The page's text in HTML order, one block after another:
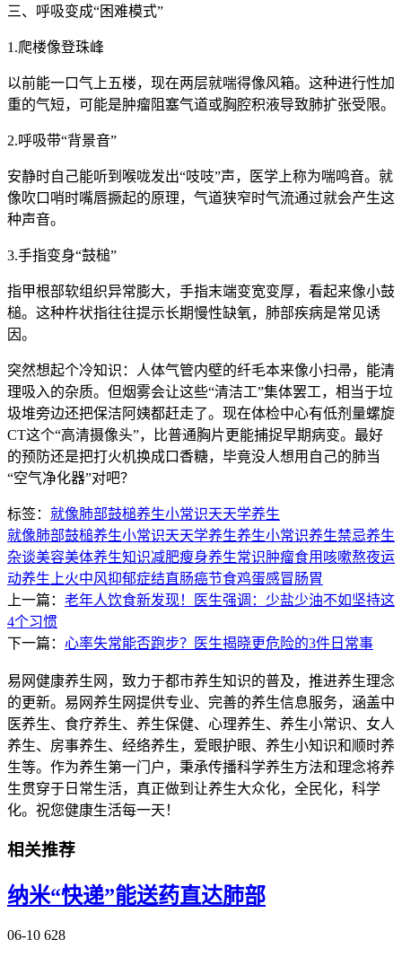
三、呼吸变成“困难模式”
1.爬楼像登珠峰
以前能一口气上五楼，现在两层就喘得像风箱。这种进行性加
重的气短，可能是肿瘤阻塞气道或胸腔积液导致肺扩张受限。
2.呼吸带“背景音”
安静时自己能听到喉咙发出“吱吱”声，医学上称为喘鸣音。就
像吹口哨时嘴唇撅起的原理，气道狭窄时气流通过就会产生这
种声音。
3.手指变身“鼓槌”
指甲根部软组织异常膨大，手指末端变宽变厚，看起来像小鼓
槌。这种杵状指往往提示长期慢性缺氧，肺部疾病是常见诱
因。
突然想起个冷知识：人体气管内壁的纤毛本来像小扫帚，能清
理吸入的杂质。但烟雾会让这些“清洁工”集体罢工，相当于垃
圾堆旁边还把保洁阿姨都赶走了。现在体检中心有低剂量螺旋
CT这个“高清摄像头”，比普通胸片更能捕捉早期病变。最好
的预防还是把打火机换成口香糖，毕竟没人想用自己的肺当
“空气净化器”对吧？
标签： 就像肺部鼓槌养生小常识天天学养生
就像肺部鼓槌养生小常识天天学养生养生小常识养生禁忌养生
杂谈美容美体养生知识减肥瘦身养生常识肿瘤食用 咳嗽熬夜运
动养生 上火中风抑郁症结直肠癌节食鸡蛋感冒肠胃
上一篇： 老年人饮食新发现！医生强调：少盐少油不如坚持这
4个习惯
下一篇： 心率失常能否跑步？医生揭晓更危险的3件日常事
易网健康养生网，致力于都市养生知识的普及，推进养生理念
的更新。易网养生网提供专业、完善的养生信息服务，涵盖中
医养生、食疗养生、养生保健、心理养生、养生小常识、女人
养生、房事养生、经络养生，爱眼护眼、养生小知识和顺时养
生等。作为养生第一门户，秉承传播科学养生方法和理念将养
生贯穿于日常生活，真正做到让养生大众化，全民化，科学
化。祝您健康生活每一天！
相关推荐
纳米“快递”能送药直达肺部
06-10 628